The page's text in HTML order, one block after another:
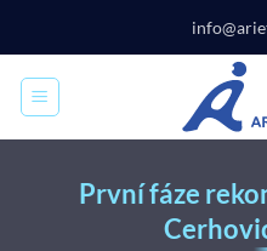
obsah
První fáze